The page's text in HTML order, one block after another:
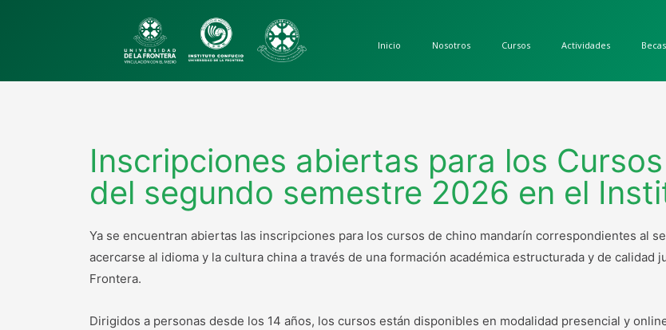
Inicio Nosotros Cursos Actividades
Inscripciones abiertas para los
del segundo semestre 2026 en el
Ya se encuentran abiertas las inscripciones para los cursos de chino mandarín correspondientes al
acercarse al idioma y la cultura china a través de una formación académica estructurada y de calidad
Frontera.
Dirigidos a personas desde los 14 años, los cursos están disponibles en modalidad presencial y